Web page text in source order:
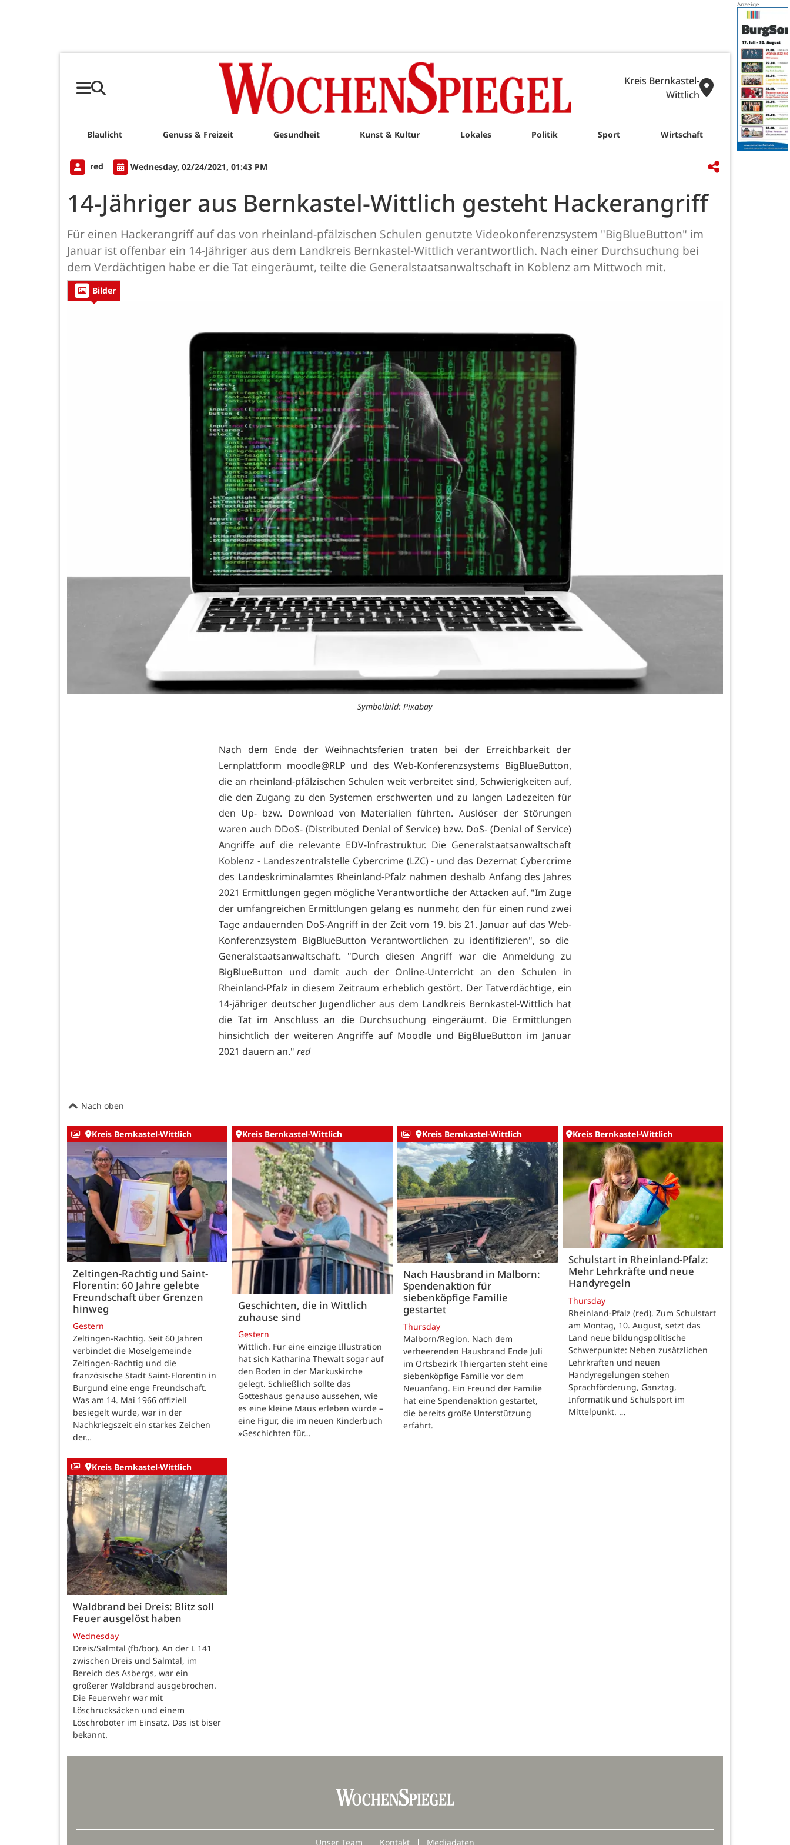
Kreis Bernkastel-
Wittlich
Blaulicht Genuss & Freizeit Gesundheit Kunst & Kultur Lokales Politik Sport Wirtschaft
red Wednesday, 02/24/2021, 01:43 PM
14-Jähriger aus Bernkastel-Wittlich gesteht Hackerangriff
Für einen Hackerangriff auf das von rheinland-pfälzischen Schulen genutzte Videokonferenzsystem "BigBlueButton" im
Januar ist offenbar ein 14-Jähriger aus dem Landkreis Bernkastel-Wittlich verantwortlich. Nach einer Durchsuchung bei
dem Verdächtigen habe er die Tat eingeräumt, teilte die Generalstaatsanwaltschaft in Koblenz am Mittwoch mit.
Bilder
Symbolbild: Pixabay
Nach dem Ende der Weihnachtsferien traten bei der Erreichbarkeit der
Lernplattform moodle@RLP und des Web-Konferenzsystems BigBlueButton,
die an rheinland-pfälzischen Schulen weit verbreitet sind, Schwierigkeiten auf,
die den Zugang zu den Systemen erschwerten und zu langen Ladezeiten für
den Up- bzw. Download von Materialien führten. Auslöser der Störungen
waren auch DDoS- (Distributed Denial of Service) bzw. DoS- (Denial of Service)
Angriffe auf die relevante EDV-Infrastruktur. Die Generalstaatsanwaltschaft
Koblenz - Landeszentralstelle Cybercrime (LZC) - und das Dezernat Cybercrime
des Landeskriminalamtes Rheinland-Pfalz nahmen deshalb Anfang des Jahres
2021 Ermittlungen gegen mögliche Verantwortliche der Attacken auf. "Im Zuge
der umfangreichen Ermittlungen gelang es nunmehr, den für einen rund zwei
Tage andauernden DoS-Angriff in der Zeit vom 19. bis 21. Januar auf das Web-
Konferenzsystem BigBlueButton Verantwortlichen zu identifizieren", so die
Generalstaatsanwaltschaft. "Durch diesen Angriff war die Anmeldung zu
BigBlueButton und damit auch der Online-Unterricht an den Schulen in
Rheinland-Pfalz in diesem Zeitraum erheblich gestört. Der Tatverdächtige, ein
14-jähriger deutscher Jugendlicher aus dem Landkreis Bernkastel-Wittlich hat
die Tat im Anschluss an die Durchsuchung eingeräumt. Die Ermittlungen
hinsichtlich der weiteren Angriffe auf Moodle und BigBlueButton im Januar
2021 dauern an." red
Nach oben
Kreis Bernkastel-Wittlich
Zeltingen-Rachtig und Saint-
Florentin: 60 Jahre gelebte
Freundschaft über Grenzen
hinweg
Gestern
Zeltingen-Rachtig. Seit 60 Jahren
verbindet die Moselgemeinde
Zeltingen-Rachtig und die
französische Stadt Saint-Florentin in
Burgund eine enge Freundschaft.
Was am 14. Mai 1966 offiziell
besiegelt wurde, war in der
Nachkriegszeit ein starkes Zeichen
der…
Kreis Bernkastel-Wittlich
Geschichten, die in Wittlich
zuhause sind
Gestern
Wittlich. Für eine einzige Illustration
hat sich Katharina Thewalt sogar auf
den Boden in der Markuskirche
gelegt. Schließlich sollte das
Gotteshaus genauso aussehen, wie
es eine kleine Maus erleben würde –
eine Figur, die im neuen Kinderbuch
»Geschichten für…
Kreis Bernkastel-Wittlich
Nach Hausbrand in Malborn:
Spendenaktion für
siebenköpfige Familie
gestartet
Thursday
Malborn/Region. Nach dem
verheerenden Hausbrand Ende Juli
im Ortsbezirk Thiergarten steht eine
siebenköpfige Familie vor dem
Neuanfang. Ein Freund der Familie
hat eine Spendenaktion gestartet,
die bereits große Unterstützung
erfährt.
Kreis Bernkastel-Wittlich
Schulstart in Rheinland-Pfalz:
Mehr Lehrkräfte und neue
Handyregeln
Thursday
Rheinland-Pfalz (red). Zum Schulstart
am Montag, 10. August, setzt das
Land neue bildungspolitische
Schwerpunkte: Neben zusätzlichen
Lehrkräften und neuen
Handyregelungen stehen
Sprachförderung, Ganztag,
Informatik und Schulsport im
Mittelpunkt. …
Kreis Bernkastel-Wittlich
Waldbrand bei Dreis: Blitz soll
Feuer ausgelöst haben
Wednesday
Dreis/Salmtal (fb/bor). An der L 141
zwischen Dreis und Salmtal, im
Bereich des Asbergs, war ein
größerer Waldbrand ausgebrochen.
Die Feuerwehr war mit
Löschrucksäcken und einem
Löschroboter im Einsatz. Das ist biser
bekannt.
Unser Team Kontakt Mediadaten